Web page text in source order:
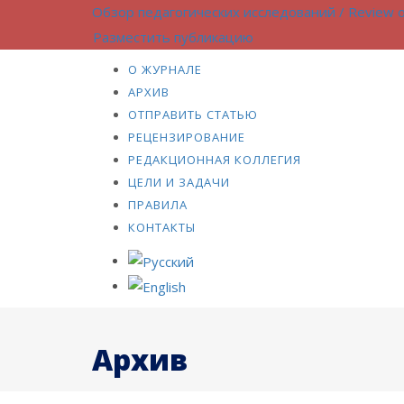
Обзор педагогических исследований / Review
Разместить публикацию
О ЖУРНАЛЕ
АРХИВ
ОТПРАВИТЬ СТАТЬЮ
РЕЦЕНЗИРОВАНИЕ
РЕДАКЦИОННАЯ КОЛЛЕГИЯ
ЦЕЛИ И ЗАДАЧИ
ПРАВИЛА
КОНТАКТЫ
Архив